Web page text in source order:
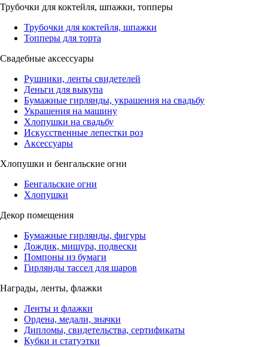
Трубочки для коктейля, шпажки, топперы
Трубочки для коктейля, шпажки
Топперы для торта
Свадебные аксессуары
Рушники, ленты свидетелей
Деньги для выкупа
Бумажные гирлянды, украшения на свадьбу
Украшения на машину
Хлопушки на свадьбу
Искусственные лепестки роз
Аксессуары
Хлопушки и бенгальские огни
Бенгальские огни
Хлопушки
Декор помещения
Бумажные гирлянды, фигуры
Дождик, мишура, подвески
Помпоны из бумаги
Гирлянды тассел для шаров
Награды, ленты, флажки
Ленты и флажки
Ордена, медали, значки
Дипломы, свидетельства, сертификаты
Кубки и статуэтки